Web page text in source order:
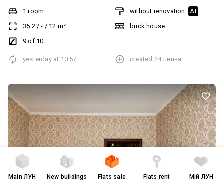
розведення електрики; розведення водопостачання;
ТОП-ЛОКАЦІЯ! Поряд: Сільпо, АТБ, ФОРА, ТРАШ, Аврора, зупинка
маршрутного таксі, магазини, салони краси, кавярні, парк, ліс,
Житловий фонд 2011-2020-і. Санвузол: Суміжний. Система
1 room
35.2/- / 12 m²
9 of 10
without renovation AI
brick house
yesterday at 10:57 created 24 липня
MainЛУН New buildings Flats sale Flats rent Мій ЛУН